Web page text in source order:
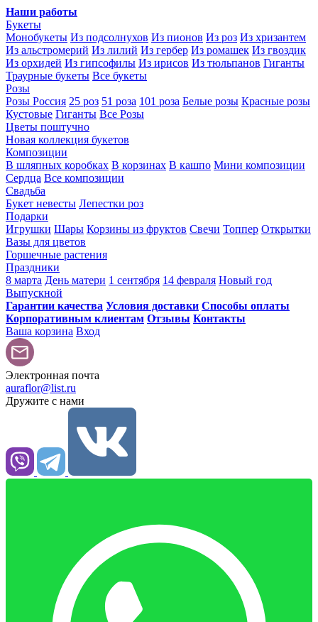
Наши работы
Букеты
Монобукеты Из подсолнухов Из пионов Из роз Из хризантем
Из альстромерий Из лилий Из гербер Из ромашек Из гвоздик
Из орхидей Из гипсофилы Из ирисов Из тюльпанов Гиганты
Траурные букеты Все букеты
Розы
Розы Россия 25 роз 51 роза 101 роза Белые розы Красные розы
Кустовые Гиганты Все Розы
Цветы поштучно
Новая коллекция букетов
Композиции
В шляпных коробках В корзинах В кашпо Мини композиции
Сердца Все композиции
Свадьба
Букет невесты Лепестки роз
Подарки
Игрушки Шары Корзины из фруктов Свечи Топпер Открытки
Вазы для цветов
Горшечные растения
Праздники
8 марта День матери 1 сентября 14 февраля Новый год
Выпускной
Гарантии качества Условия доставки Способы оплаты
Корпоративным клиентам Отзывы Контакты
Ваша корзина Вход
Электронная почта
auraflor@list.ru
Дружите с нами